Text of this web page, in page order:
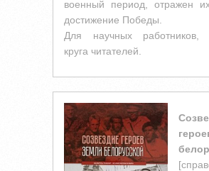
военный период, отражен
достижение Победы.
Для научных работников,
круга читателей.